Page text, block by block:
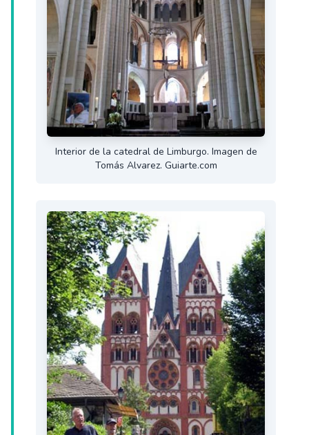
Interior de la catedral de Limburgo. Imagen de
Tomás Alvarez. Guiarte.com